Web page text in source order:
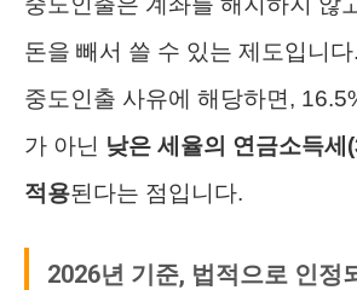
돈을 빼서 쓸 수 있는 제도입니
중도인출 사유에 해당하면,
가 아닌 낮은 세율의 연금소득세
적용된다는 점입니다.
2026년 기준, 법적으로 인정